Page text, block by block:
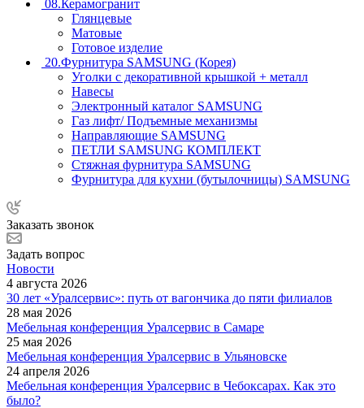
08.Керамогранит
Глянцевые
Матовые
Готовое изделие
20.Фурнитура SAMSUNG (Корея)
Уголки с декоративной крышкой + металл
Навесы
Электронный каталог SAMSUNG
Газ лифт/ Подъемные механизмы
Направляющие SAMSUNG
ПЕТЛИ SAMSUNG КОМПЛЕКТ
Стяжная фурнитура SAMSUNG
Фурнитура для кухни (бутылочницы) SAMSUNG
Заказать звонок
Задать вопрос
Новости
4 августа 2026
30 лет «Уралсервис»: путь от вагончика до пяти филиалов
28 мая 2026
Мебельная конференция Уралсервис в Самаре
25 мая 2026
Мебельная конференция Уралсервис в Ульяновске
24 апреля 2026
Мебельная конференция Уралсервис в Чебоксарах. Как это
было?